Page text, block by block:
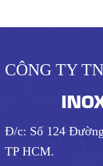
CÔNG TY
INOX
Đ/c: Số 124
TP HCM.